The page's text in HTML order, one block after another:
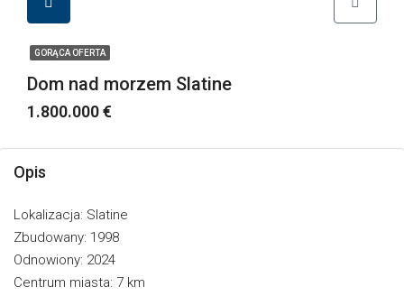
GORĄCA OFERTA
Dom nad morzem Slatine
1.800.000 €
Opis
Lokalizacja: Slatine
Zbudowany: 1998
Odnowiony: 2024
Centrum miasta: 7 km